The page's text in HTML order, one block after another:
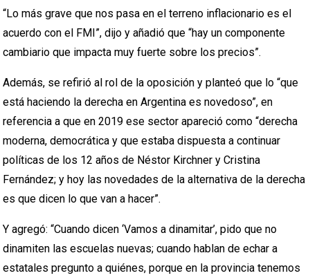
“Lo más grave que nos pasa en el terreno inflacionario es el
acuerdo con el FMI”, dijo y añadió que “hay un componente
cambiario que impacta muy fuerte sobre los precios”.
Además, se refirió al rol de la oposición y planteó que lo “que
está haciendo la derecha en Argentina es novedoso”, en
referencia a que en 2019 ese sector apareció como “derecha
moderna, democrática y que estaba dispuesta a continuar
políticas de los 12 años de Néstor Kirchner y Cristina
Fernández; y hoy las novedades de la alternativa de la derecha
es que dicen lo que van a hacer”.
Y agregó: “Cuando dicen ‘Vamos a dinamitar’, pido que no
dinamiten las escuelas nuevas; cuando hablan de echar a
estatales pregunto a quiénes, porque en la provincia tenemos